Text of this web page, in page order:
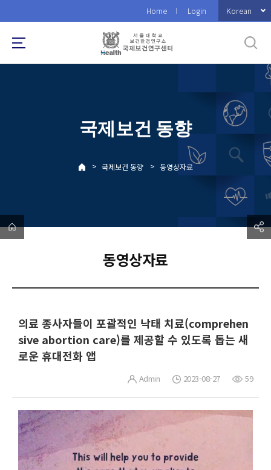
로
메
Home Login Korean
국제보건 동향
> 국제보건 동향 > 동영상자료
동영상자료
의료 종사자들이 포괄적인 낙태 치료(comprehen
sive abortion care)를 제공할 수 있도록 돕는 새
로운 휴대전화 앱
Admin 2023-08-27 59